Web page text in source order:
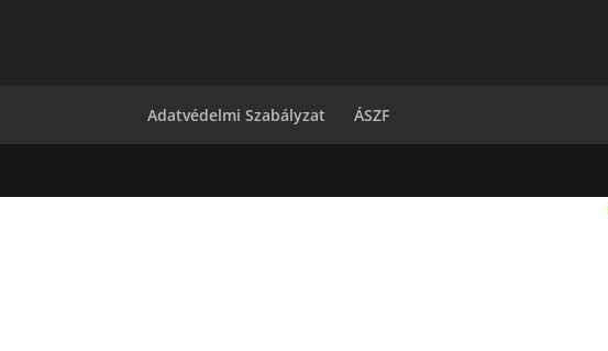
Adatvédelmi Szabályzat ÁSZF